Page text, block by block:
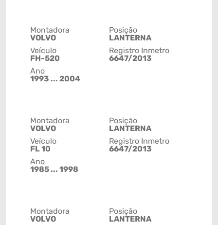
Montadora
VOLVO
Veículo
FH-520
Ano
1993 ... 2004
Posição
LANTERNA
Registro Inmetro
6647/2013
Montadora
VOLVO
Veículo
FL 10
Ano
1985 ... 1998
Posição
LANTERNA
Registro Inmetro
6647/2013
Montadora
VOLVO
Posição
LANTERNA